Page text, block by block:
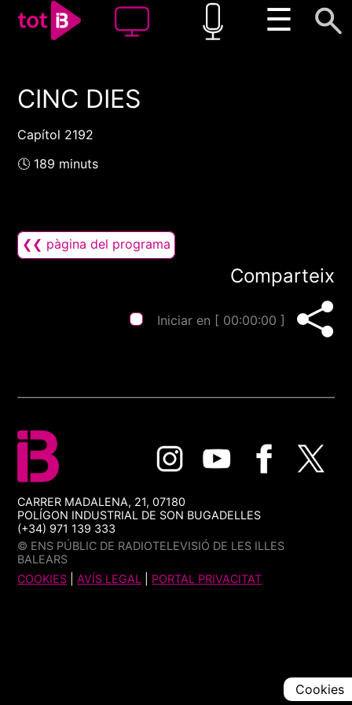
☰
00:00 00:00
CINC DIES
Capítol 2192
🕓 189 minuts
❮❮ pàgina del programa
Comparteix
Iniciar en [ 00:00:00 ]
CARRER MADALENA, 21, 07180
POLÍGON INDUSTRIAL DE SON BUGADELLES
(+34) 971 139 333
© ENS PÚBLIC DE RADIOTELEVISIÓ DE LES ILLES
BALEARS
COOKIES |AVÍS LEGAL PORTAL PRIVACITAT
Cookies